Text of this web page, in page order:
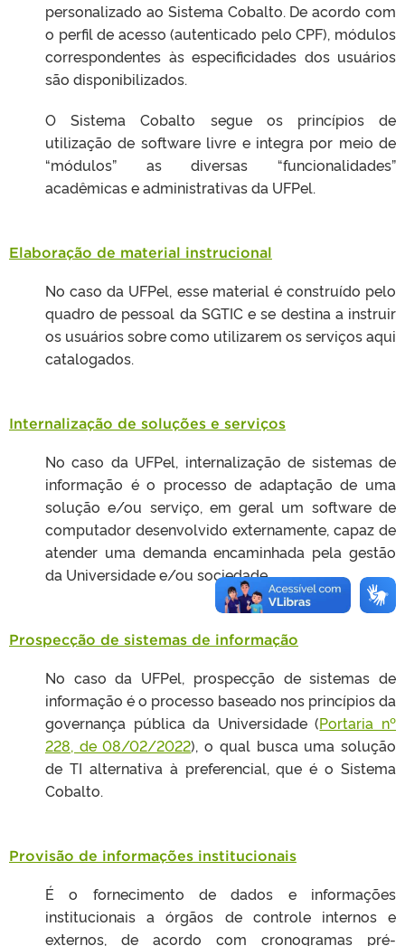
personalizado ao Sistema Cobalto. De acordo com
o perfil de acesso (autenticado pelo CPF), módulos
correspondentes às especificidades dos usuários
são disponibilizados.
O Sistema Cobalto segue os princípios de
utilização de software livre e integra por meio de
“módulos” as diversas “funcionalidades”
acadêmicas e administrativas da UFPel.
Elaboração de material instrucional
No caso da UFPel, esse material é construído pelo
quadro de pessoal da SGTIC e se destina a instruir
os usuários sobre como utilizarem os serviços aqui
catalogados.
Internalização de soluções e serviços
No caso da UFPel, internalização de sistemas de
informação é o processo de adaptação de uma
solução e/ou serviço, em geral um software de
computador desenvolvido externamente, capaz de
atender uma demanda encaminhada pela gestão
da Universidade e/ou sociedade.
Prospecção de sistemas de informação
No caso da UFPel, prospecção de sistemas de
informação é o processo baseado nos princípios da
governança pública da Universidade (Portaria nº
228, de 08/02/2022), o qual busca uma solução
de TI alternativa à preferencial, que é o Sistema
Cobalto.
Provisão de informações institucionais
É o fornecimento de dados e informações
institucionais a órgãos de controle internos e
externos, de acordo com cronogramas pré-